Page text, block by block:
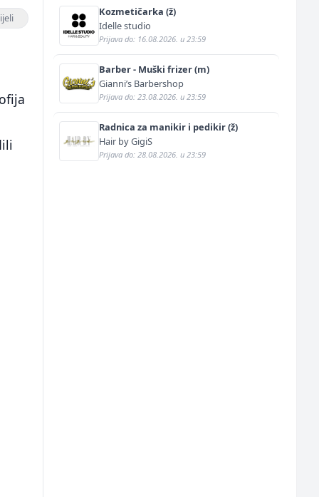
Kozmetičarka (ž)
Idelle studio
Prijava do: 16.08.2026. u 23:59
Barber - Muški frizer (m)
Gianni’s Barbershop
Prijava do: 23.08.2026. u 23:59
Radnica za manikir i pedikir (ž)
Hair by GigiS
Prijava do: 28.08.2026. u 23:59